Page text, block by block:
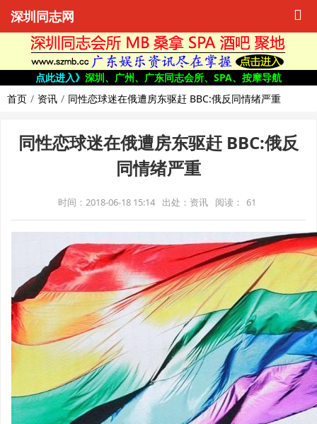
深圳同志网
点此进入》 深圳、广州、广东同志会所、SPA、按摩导航
首页
资讯 同性恋球迷在俄遭房东驱赶 BBC:俄反同情绪严重
同性恋球迷在俄遭房东驱赶 BBC:俄反
同情绪严重
时间：2018-06-18 15:14 出处：资讯 阅读： 61